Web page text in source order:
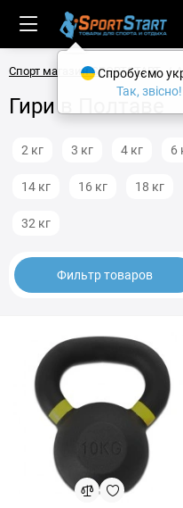
Спорт магазин SPORTSTART
Гири в Полтаве
2 кг 3 кг 4 кг 6
14 кг 16 кг 18 кг
32 кг
Фильтр товаров
Спробуємо
Так, звісно!